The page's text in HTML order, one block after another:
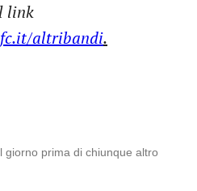
link
altribandi.
giorno prima di chiunque altro